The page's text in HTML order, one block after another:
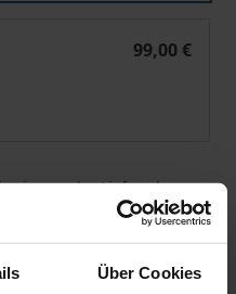
Über Cookies
99,00 €
von der Lieferadresse